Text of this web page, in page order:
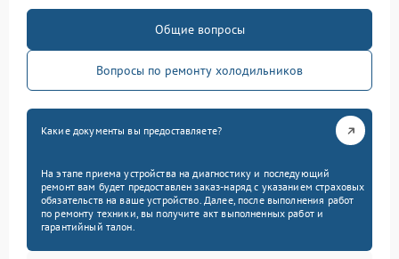
Общие вопросы
Вопросы по ремонту холодильников
Какие документы вы предоставляете?
На этапе приема устройства на диагностику и последующий
ремонт вам будет предоставлен заказ-наряд с указанием страховых
обязательств на ваше устройство. Далее, после выполнения работ
по ремонту техники, вы получите акт выполненных работ и
гарантийный талон.